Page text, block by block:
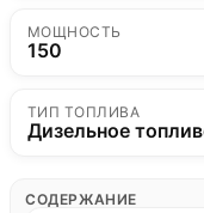
МОЩНОСТЬ
150
ТИП ТОПЛИВА
Дизельное
СОДЕРЖАНИЕ